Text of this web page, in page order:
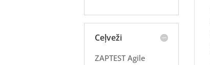
Ceļveži
ZAPTEST Agile